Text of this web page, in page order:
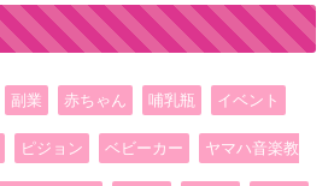
副業 赤ちゃん 哺乳瓶 イベント
ピジョン ベビーカー ヤマハ音楽教